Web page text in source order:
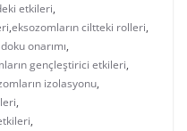
etkileri,
,eksozomların ciltteki rolleri,
onarımı,
gençleştirici etkileri,
izolasyonu,
,
,